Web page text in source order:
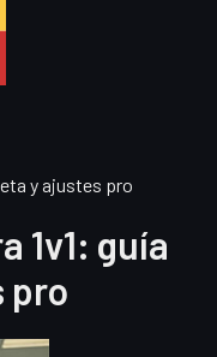
y ajustes pro
1v1: guía
pro